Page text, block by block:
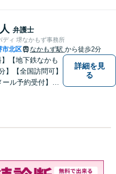
いたします。 お
ください。
弁護士
ディ 堺なかもず事務所
市北区 なかもず駅 から徒歩2分
】【地下鉄なかも
】【全国訪問可】
ール予約受付】
詳細を見
る